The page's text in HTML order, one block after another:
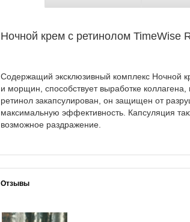
Ночной крем с ретинолом
Содержащий эксклюзивный комплекс Ночной
и морщин, способствует выработке коллагена,
ретинол закапсулирован, он защищен от
максимальную эффективность. Капсуляция
возможное раздражение.
Отзывы